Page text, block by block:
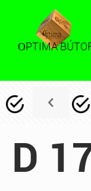
OPTIMA
D